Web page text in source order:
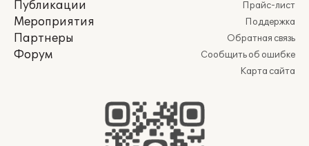
Публикации
Мероприятия
Партнеры
Форум
Прайс-лист
Поддержка
Обратная связь
Сообщить об ошибке
Карта сайта